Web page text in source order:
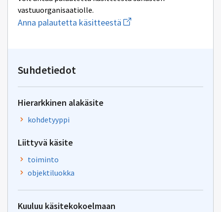
vastuuorganisaatiolle.
Anna palautetta käsitteestä Aloita
uuden
Suhdetiedot
Hierarkkinen alakäsite
kohdetyyppi
Liittyvä käsite
toiminto
objektiluokka
Kuuluu käsitekokoelmaan